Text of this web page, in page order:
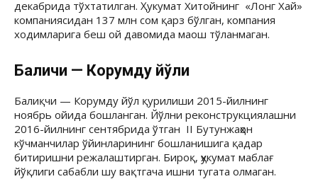
декабрида тўхтатилган. Ҳукумат Хитойнинг «Лонг Хай»
компаниясидан 137 млн сом қарз бўлган, компания
ходимларига беш ой давомида маош тўланмаган.
Балиқчи — Корумду йўли
Балиқчи — Корумду йўл қурилиши 2015-йилнинг
ноябрь ойида бошланган. Йўлни реконструкциялашни
2016-йилнинг сентябрида ўтган II Бутунжаҳон
кўчманчилар ўйинларининг бошланишига қадар
битиришни режалаштирган. Бироқ, ҳукумат маблағ
йўқлиги сабабли шу вақтгача ишни тугата олмаган.